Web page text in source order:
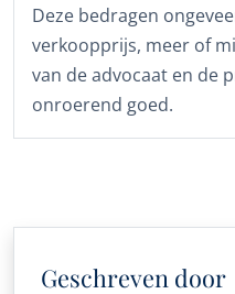
Deze bedragen
verkoopprijs, meer of
van de advocaat en de
onroerend goed.
Geschreven door